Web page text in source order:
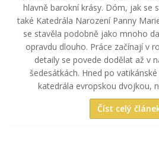
hlavně barokní krásy. Dóm, jak se
také Katedrála Narození Panny
se stavěla podobně jako mnoho
opravdu dlouho. Práce začínají v
detaily se povede dodělat až v
šedesátkách. Hned po
katedrála evropskou dvojkou,
Číst celý